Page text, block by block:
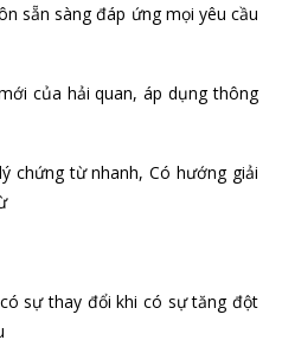
sẵn sàng đáp ứng mọi yêu cầu
của hải quan, áp dụng thông
chứng từ nhanh, Có hướng giải
sự thay đổi khi có sự tăng đột